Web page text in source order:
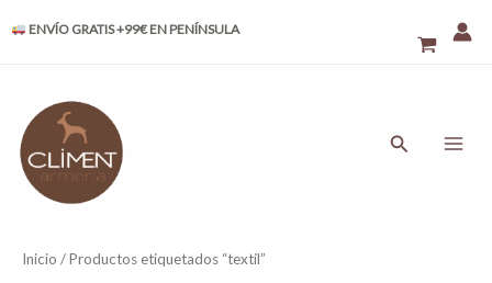
ENVÍO GRATIS +99€ EN PENÍNSULA
Buscar
Inicio / Productos etiquetados “textil”